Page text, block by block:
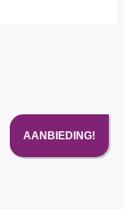
AANBIEDING!